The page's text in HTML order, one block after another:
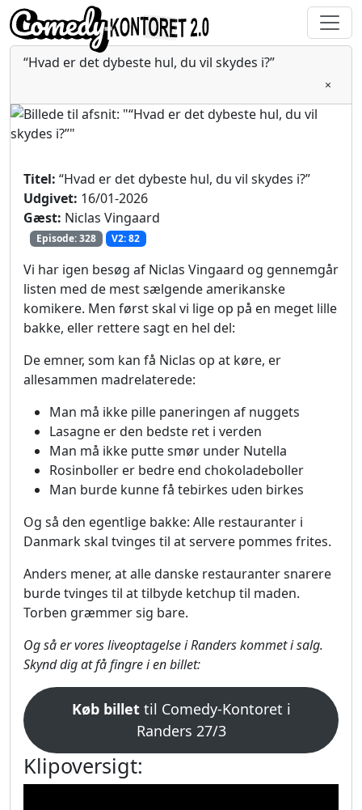
“Hvad er det dybeste hul, du vil skydes i?”
×
Titel: “Hvad er det dybeste hul, du vil skydes i?”
Udgivet: 16/01-2026
Gæst: Niclas Vingaard
Episode: 328 V2: 82
Vi har igen besøg af Niclas Vingaard og gennemgår
listen med de mest sælgende amerikanske
komikere. Men først skal vi lige op på en meget lille
bakke, eller retteresagt en hel del:
De emner, som kan få Niclas op at køre, er
allesammen madrelaterede:
Man må ikke pille paneringen af nuggets
Lasagne er den bedste ret i verden
Man må ikke putte smør under Nutella
Rosinboller er bedre end chokoladeboller
Man burde kunne få tebirkes uden birkes
Og så den egentlige bakke: Alle restauranter i
Danmark skal tvinges til at servere pommes frites.
Anders mener, at alle danske restauranter snarere
burde tvinges til at tilbyde ketchup til maden.
Torben græmmer sig bare.
Og så er vores liveoptagelse i Randers kommet i salg.
Skynd dig at få fingre i en billet:
Køb billettil Comedy-Kontoret i
Randers 27/3
Klipoversigt: